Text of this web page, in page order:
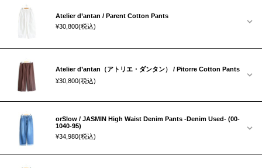
Atelier d’antan / Parent Cotton Pants
¥30,800(税込)
Atelier d’antan（アトリエ・ダンタン） / Pitorre Cotton Pants
¥30,800(税込)
orSlow / JASMIN High Waist Denim Pants -Denim Used- (00-
1040-95)
¥34,980(税込)